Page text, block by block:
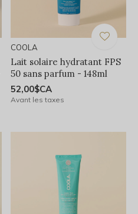
COOLA
Lait solaire hydratant FPS
50 sans parfum - 148ml
52,00$CA
Avant les taxes